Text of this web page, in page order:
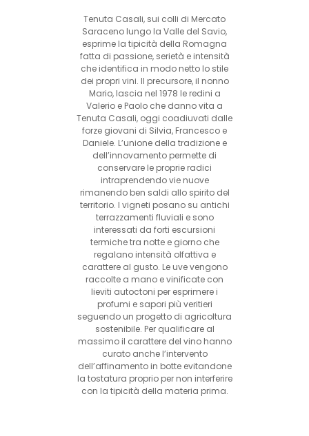
Tenuta Casali, sui colli di Mercato
Saraceno lungo la Valle del Savio,
esprime la tipicità della Romagna
fatta di passione, serietà e intensità
che identifica in modo netto lo stile
dei propri vini. Il precursore, il nonno
Mario, lascia nel 1978 le redini a
Valerio e Paolo che danno vita a
Tenuta Casali, oggi coadiuvati dalle
forze giovani di Silvia, Francesco e
Daniele. L’unione della tradizione e
dell’innovamento permette di
conservare le proprie radici
intraprendendo vie nuove
rimanendo ben saldi allo spirito del
territorio. I vigneti posano su antichi
terrazzamenti fluviali e sono
interessati da forti escursioni
termiche tra notte e giorno che
regalano intensità olfattiva e
carattere al gusto. Le uve vengono
raccolte a mano e vinificate con
lieviti autoctoni per esprimere i
profumi e sapori più veritieri
seguendo un progetto di agricoltura
sostenibile. Per qualificare al
massimo il carattere del vino hanno
curato anche l’intervento
dell’affinamento in botte evitandone
la tostatura proprio per non interferire
con la tipicità della materia prima.